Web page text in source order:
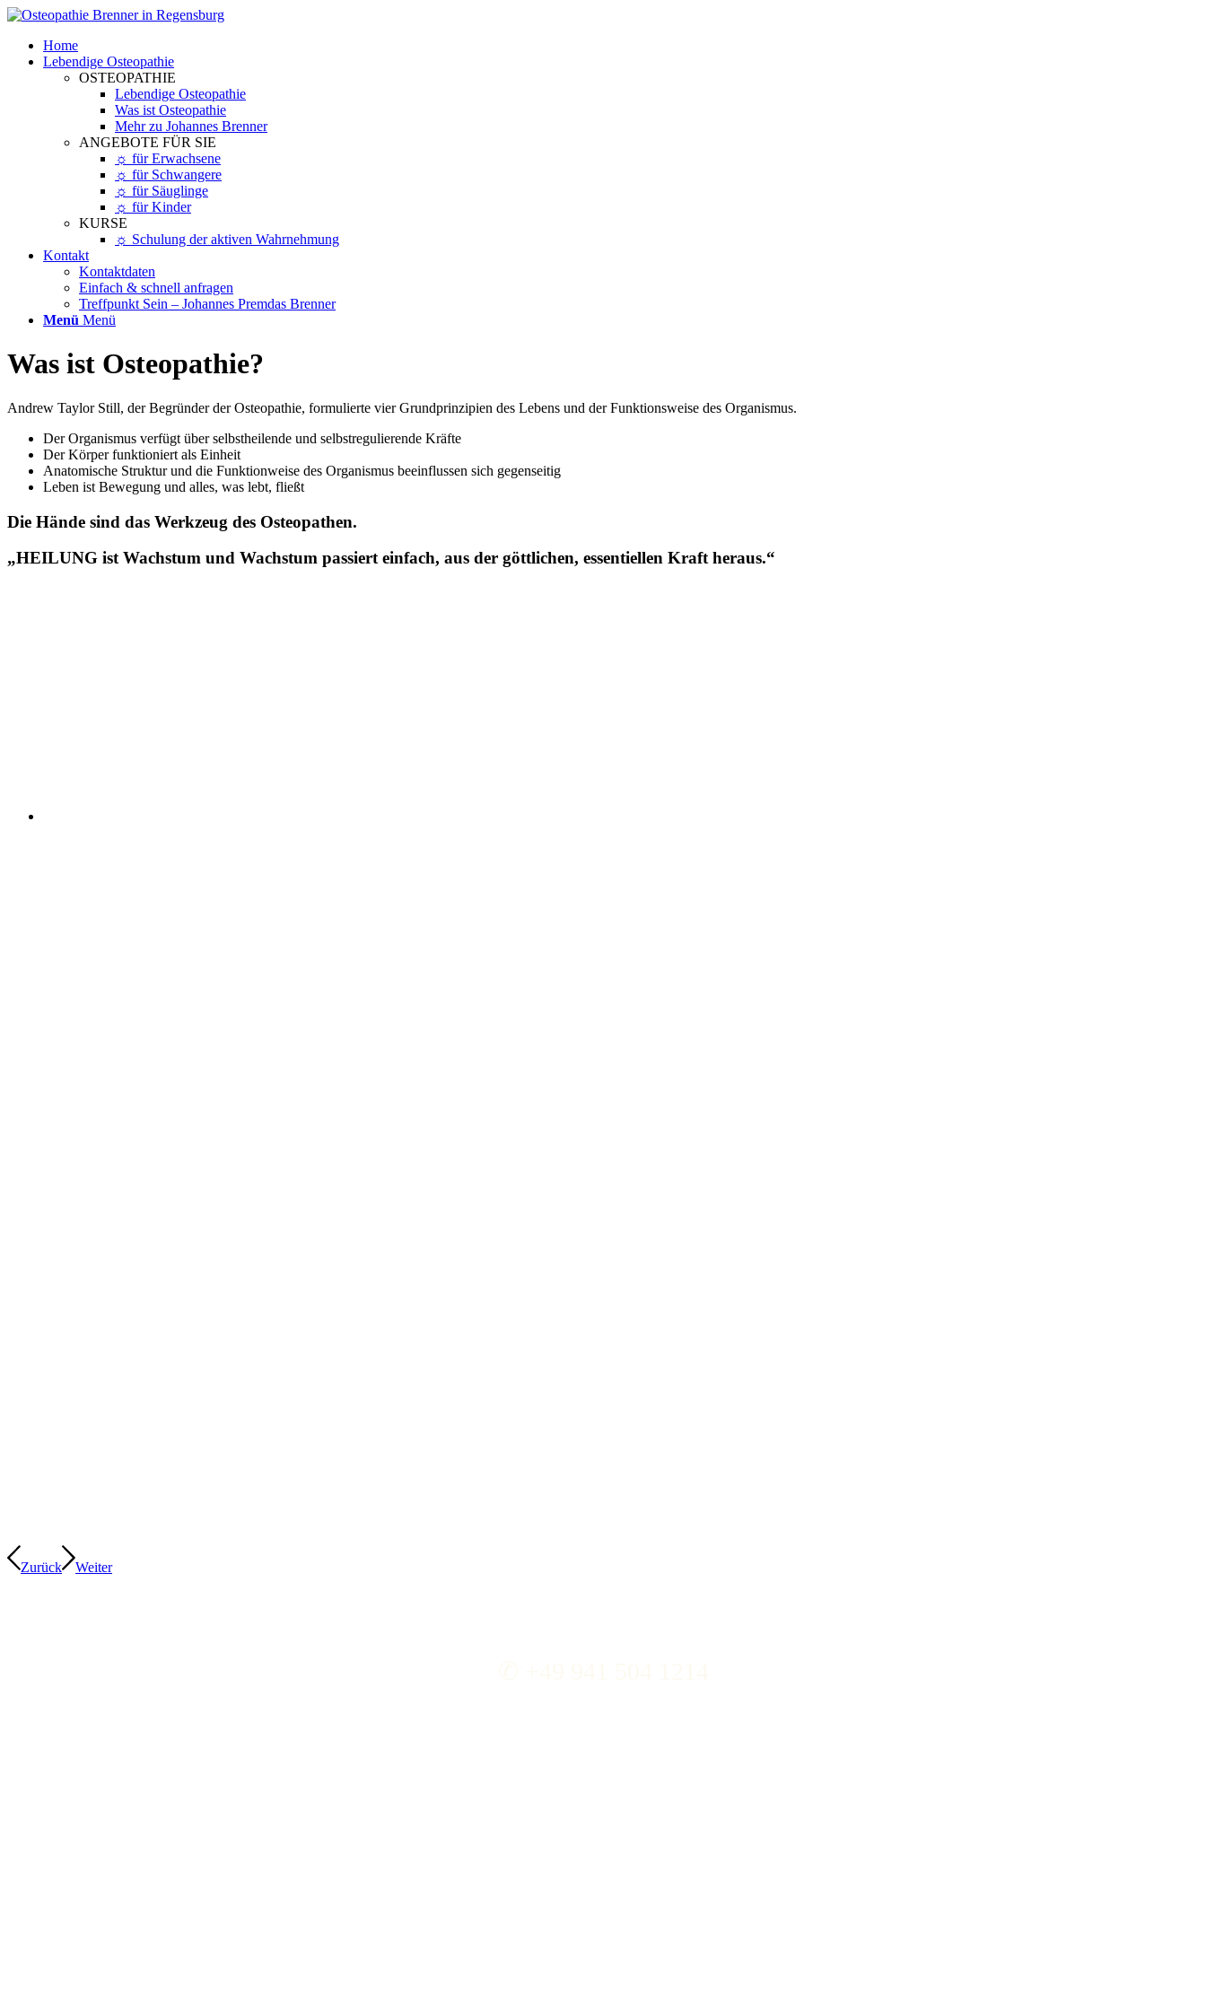
Home
Lebendige Osteopathie
OSTEOPATHIE
Lebendige Osteopathie
Was ist Osteopathie
Mehr zu Johannes Brenner
ANGEBOTE FÜR SIE
☼ für Erwachsene
☼ für Schwangere
☼ für Säuglinge
☼ für Kinder
KURSE
☼ Schulung der aktiven Wahrnehmung
Kontakt
Kontaktdaten
Einfach & schnell anfragen
Treffpunkt Sein – Johannes Premdas Brenner
Menü Menü
Was ist Osteopathie?
Andrew Taylor Still, der Begründer der Osteopathie, formulierte vier Grundprinzipien des Lebens und der Funktionsweise des Organismus.
Der Organismus verfügt über selbstheilende und selbstregulierende Kräfte
Der Körper funktioniert als Einheit
Anatomische Struktur und die Funktionweise des Organismus beeinflussen sich gegenseitig
Leben ist Bewegung und alles, was lebt, fließt
Die Hände sind das Werkzeug des Osteopathen.
„HEILUNG ist Wachstum und Wachstum passiert einfach, aus der göttlichen, essentiellen Kraft heraus.“
Zurück Weiter